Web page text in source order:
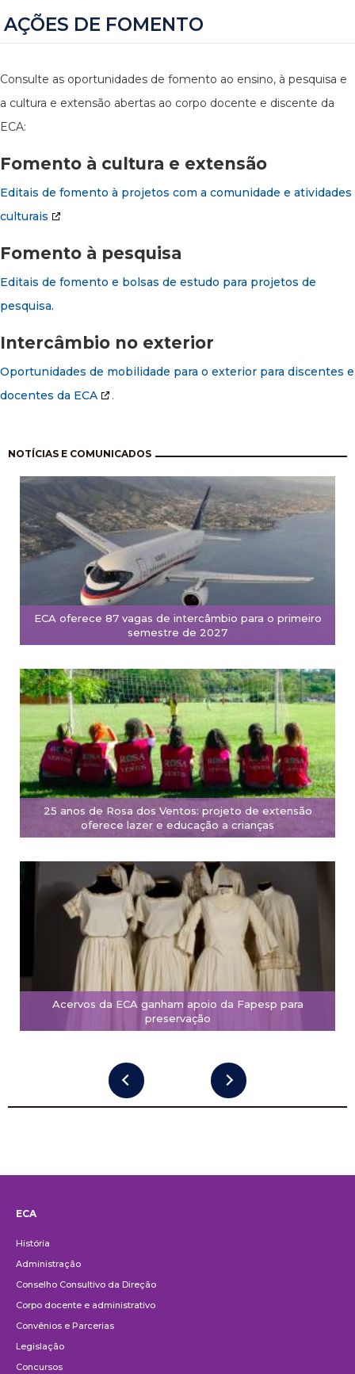
AÇÕES DE FOMENTO
Consulte as oportunidades de fomento ao ensino, à pesquisa e
a cultura e extensão abertas ao corpo docente e discente da
ECA:
Fomento à cultura e extensão
Editais de fomento à projetos com a comunidade e atividades
culturais
Fomento à pesquisa
Editais de fomento e bolsas de estudo para projetos de
pesquisa.
Intercâmbio no exterior
Oportunidades de mobilidade para o exterior para discentes e
docentes da ECA
.
NOTÍCIAS E COMUNICADOS
ECA oferece 87 vagas de intercâmbio para o primeiro
semestre de 2027
25 anos de Rosa dos Ventos: projeto de extensão
oferece lazer e educação a crianças
Acervos da ECA ganham apoio da Fapesp para
preservação
Pagination
ECA
História
Administração
Conselho Consultivo da Direção
Corpo docente e administrativo
Convênios e Parcerias
Legislação
Concursos